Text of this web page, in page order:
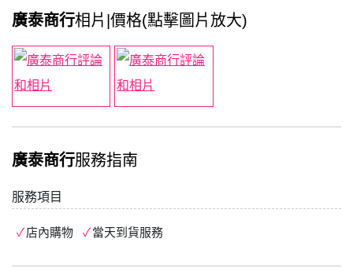
廣泰商行相片|價格(點擊圖片放大)
廣泰商行服務指南
服務項目
店內購物 當天到貨服務